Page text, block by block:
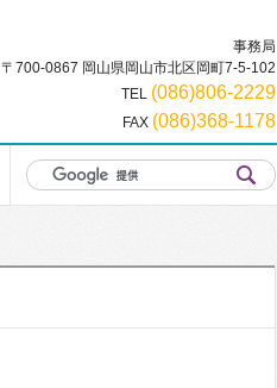
事務局
〒700-0867 岡山県岡山市北区岡町7-5-102
TEL (086)806-2229
FAX (086)368-1178